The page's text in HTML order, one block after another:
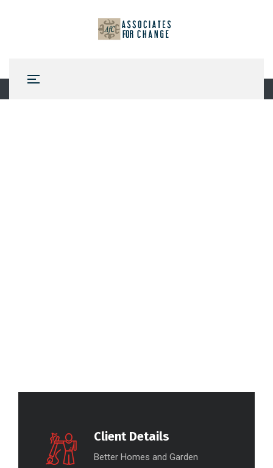
Client Details
Better Homes and Garden